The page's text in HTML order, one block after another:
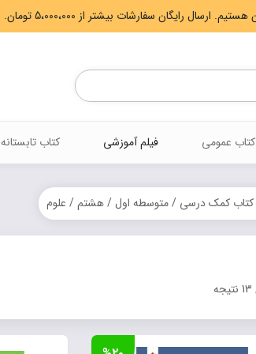
Products
search
کتاب عمومی فیلم آموزشی کتاب تابستانه
کتاب کمک درسی /متوسطه اول/هشتم/ علوم
Sorted
latest